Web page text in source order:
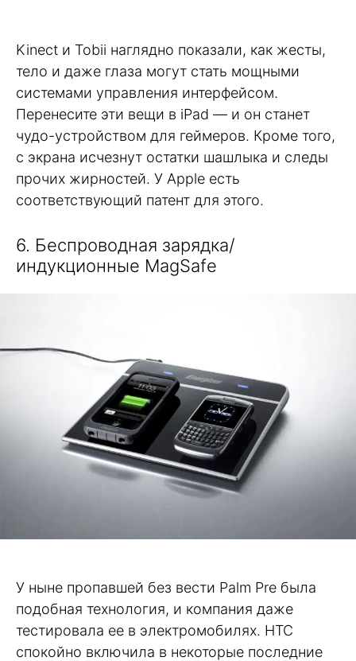
Kinect и Tobii наглядно показали, как жесты,
тело и даже глаза могут стать мощными
системами управления интерфейсом.
Перенесите эти вещи в iPad — и он станет
чудо-устройством для геймеров. Кроме того,
с экрана исчезнут остатки шашлыка и следы
прочих жирностей. У Apple есть
соответствующий патент для этого.
6. Беспроводная зарядка/
индукционные MagSafe
У ныне пропавшей без вести Palm Pre была
подобная технология, и компания даже
тестировала ее в электромобилях. HTC
спокойно включила в некоторые последние